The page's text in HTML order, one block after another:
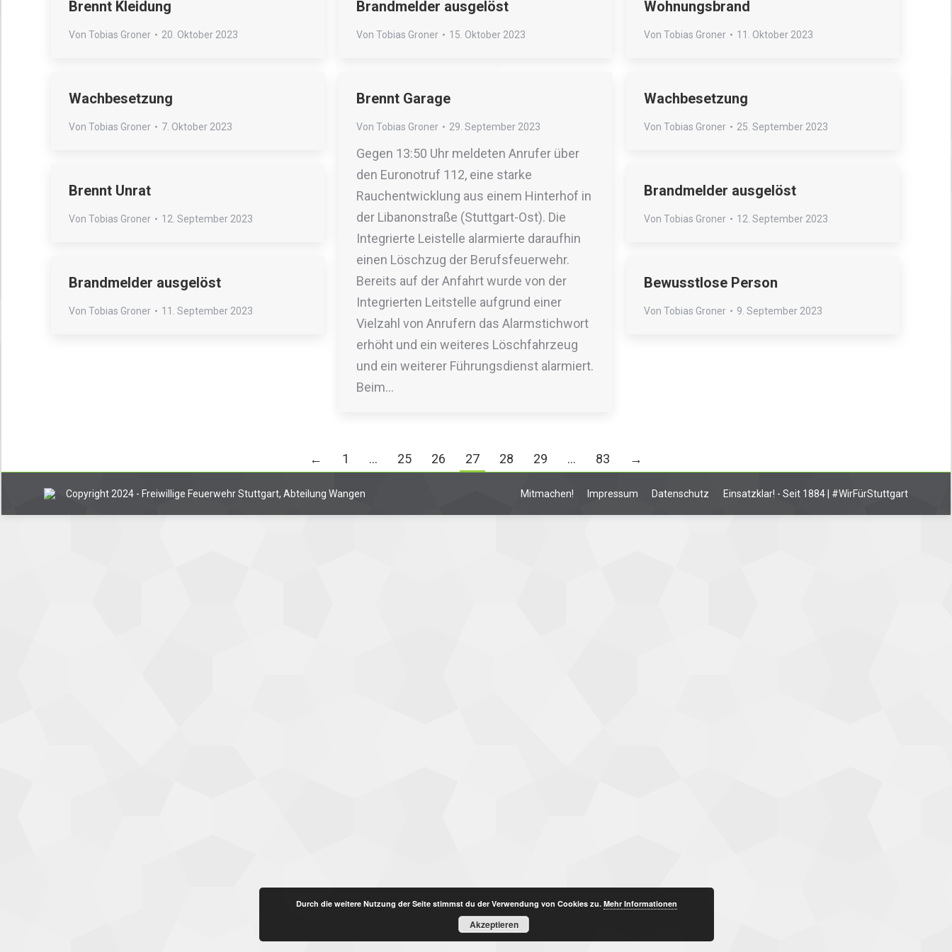
Brennt Kleidung
Von Tobias Groner 20. Oktober 2023
Brandmelder ausgelöst
Von Tobias Groner 15. Oktober 2023
Wohnungsbrand
Von Tobias Groner 11. Oktober 2023
Wachbesetzung
Von Tobias Groner 7. Oktober 2023
Brennt Garage
Von Tobias Groner 29. September 2023
Gegen 13:50 Uhr meldeten Anrufer über
den Euronotruf 112, eine starke
Rauchentwicklung aus einem Hinterhof in
der Libanonstraße (Stuttgart-Ost). Die
Integrierte Leistelle alarmierte daraufhin
einen Löschzug der Berufsfeuerwehr.
Bereits auf der Anfahrt wurde von der
Integrierten Leitstelle aufgrund einer
Vielzahl von Anrufern das Alarmstichwort
erhöht und ein weiteres Löschfahrzeug
und ein weiterer Führungsdienst alarmiert.
Beim…
Wachbesetzung
Von Tobias Groner 25. September 2023
Brennt Unrat
Von Tobias Groner 12. September 2023
Brandmelder ausgelöst
Von Tobias Groner 12. September 2023
Brandmelder ausgelöst
Von Tobias Groner 11. September 2023
Bewusstlose Person
Von Tobias Groner 9. September 2023
← 1 … 25 26 27 28 29 … 83 →
Copyright 2024 - Freiwillige Feuerwehr Stuttgart, Abteilung Wangen Mitmachen! Impressum Datenschutz Einsatzklar! - Seit 1884 | #WirFürStuttgart
Durch die weitere Nutzung der Seite stimmst du der Verwendung von Cookies zu. Mehr Informationen
Akzeptieren